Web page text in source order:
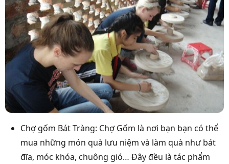
Chợ gốm Bát Tràng: Chợ Gốm là nơi bạn bạn có thể
mua những món quà lưu niệm và làm quà như bát
đĩa, móc khóa, chuông gió… Đây đều là tác phẩm